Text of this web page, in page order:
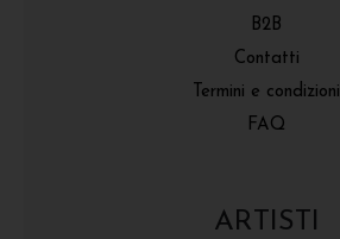
B2B
Contatti
Termini e condizioni
FAQ
ARTISTI